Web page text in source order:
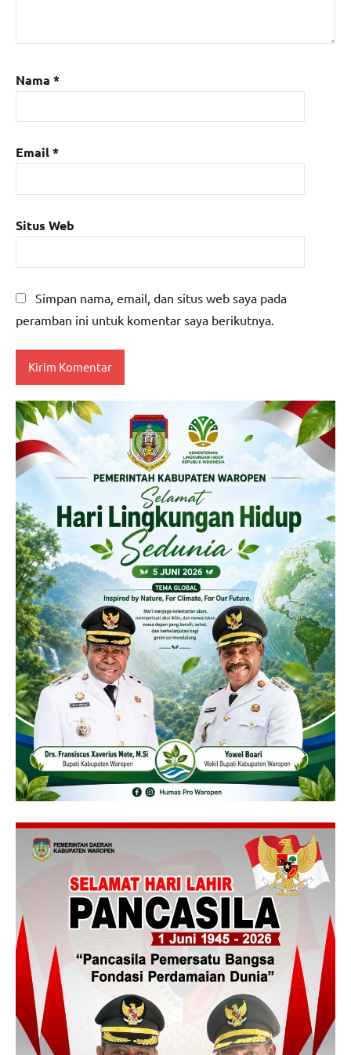
Nama *
Email*
Situs Web
Simpan nama, email, dan situs web saya pada
peramban ini untuk komentar saya berikutnya.